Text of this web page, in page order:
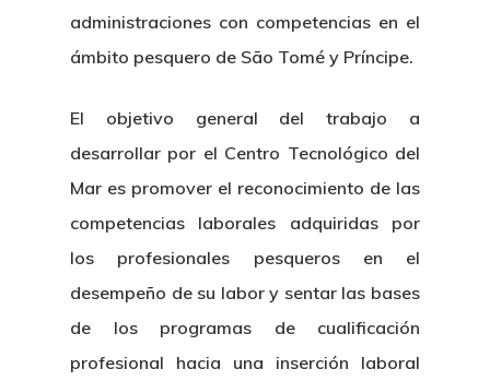
administraciones con competencias en el
ámbito pesquero de São Tomé y Príncipe.
El objetivo general del trabajo a
desarrollar por el Centro Tecnológico del
Mar es promover el reconocimiento de las
competencias laborales adquiridas por
los profesionales pesqueros en el
desempeño de su labor y sentar las bases
de los programas de cualificación
profesional hacia una inserción laboral